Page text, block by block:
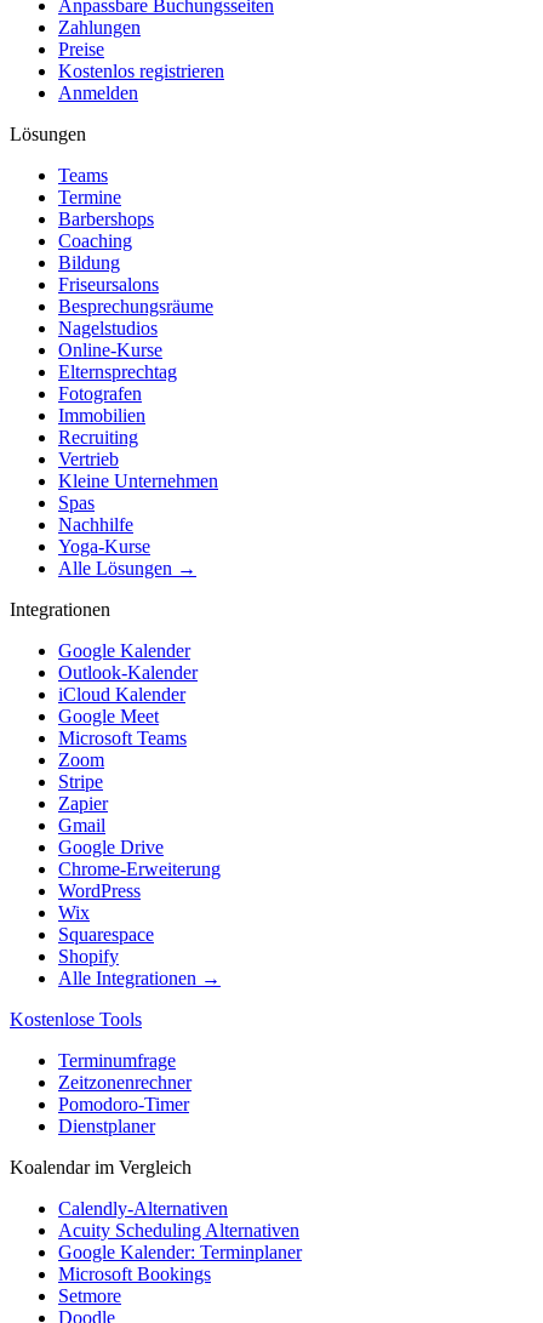
Anpassbare Buchungsseiten
Zahlungen
Preise
Kostenlos registrieren
Anmelden
Lösungen
Teams
Termine
Barbershops
Coaching
Bildung
Friseursalons
Besprechungsräume
Nagelstudios
Online-Kurse
Elternsprechtag
Fotografen
Immobilien
Recruiting
Vertrieb
Kleine Unternehmen
Spas
Nachhilfe
Yoga-Kurse
Alle Lösungen →
Integrationen
Google Kalender
Outlook-Kalender
iCloud Kalender
Google Meet
Microsoft Teams
Zoom
Stripe
Zapier
Gmail
Google Drive
Chrome-Erweiterung
WordPress
Wix
Squarespace
Shopify
Alle Integrationen →
Kostenlose Tools
Terminumfrage
Zeitzonenrechner
Pomodoro-Timer
Dienstplaner
Koalendar im Vergleich
Calendly-Alternativen
Acuity Scheduling Alternativen
Google Kalender: Terminplaner
Microsoft Bookings
Setmore
Doodle